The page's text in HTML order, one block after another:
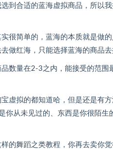
到合适的蓝海虚拟商品，所以
很简单的，蓝海的本质就是做
做红海，只能选择蓝海的商品去
数量在2-3之内，能接受的范围
虚拟的都知道哈，但是还是有
你从未见过的、东西是你很陌生
的舞蹈之类教程，你再去卖你